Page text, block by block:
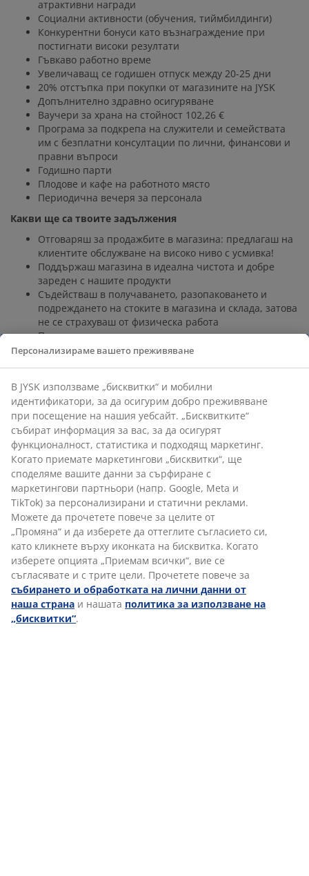
атрактивни награди
Социални активности (обучения, тиймбилдинги)
Конкурентни бонуси като възнаграждение при
постигнати високи резултати
Гъвкаво работно време
Увеличаващ се годишен отпуск между 20-25 дни
20% отстъпка при покупки от магазините на JYSK
Допълнително здравно осигуряване
Ваучери за храна на стойност 102,26 €
Програма за подкрепа на служители и семействата
им с безплатни консултации по лични, финансови и
правни въпроси
Годишно парти
Плодове и кафе на работното място
Периодична вечеря за персонала
Какви ще са твоите задължения
Отговаряш за продажбите в магазина: предлагаш на
клиентите обслужване на високо ниво с усмивка!
Поддържаш магазина в идеална чистота и добре
зареден с нашите продукти
Съдействаш в получаването, разопаковането и
подреждането на стоките в магазина и склада, затова
не се страхуваш от физическа работа
Получаваш вълнуващата възможност да станеш
отговорник на своя собствена зона в магазина
Срещни се с един от нашите колеги Асистент-продажби и
научи повече за нас като работодател(тук)
Какво трябва да притежаваш
Ти си социален, инициативен и знаеш как да
осигуриш най-доброто обслужване на клиентите
Зареден си с ентусиазъм и обичаш да комуникираш с
клиенти
Ти си добър колега за твоя екип – заедно вие сте
готови да влагате усилия и да постигате високи
резултати
Харесваш разнообразието и си гъвкав по отношение
както на отговорностите, така и на работното време
Радваш се на почивните дни през седмицата, за да
можеш да предоставиш добро обслужване през
уикендите
Това може да е твоята възможност! Кандидатствай
днес!
Персонализираме вашето преживяване
В JYSK използваме „бисквитки“ и мобилни
идентификатори, за да осигурим добро преживяване
при посещение на нашия уебсайт. „Бисквитките“
събират информация за вас, за да осигурят
функционалност, статистика и подходящ маркетинг.
Когато приемате маркетингови „бисквитки“, ще
споделяме вашите данни за сърфиране с
маркетингови партньори (напр. Google, Meta и
TikTok) за персонализирани и статични реклами.
Можете да прочетете повече за целите от
„Промяна“ и да изберете да оттеглите съгласието си,
като кликнете върху иконката на бисквитка. Когато
изберете опцията „Приемам всички“, вие се
съгласявате и с трите цели. Прочетете повече за
събирането и обработката на лични данни от
наша страна и нашата политика за използване на
„бисквитки“.